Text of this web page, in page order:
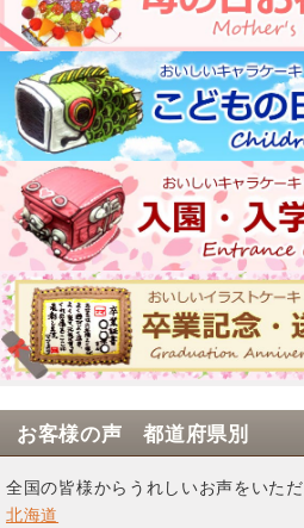
お客様の声 都道府県別
全国の皆様からうれしいお声をいただ
北海道